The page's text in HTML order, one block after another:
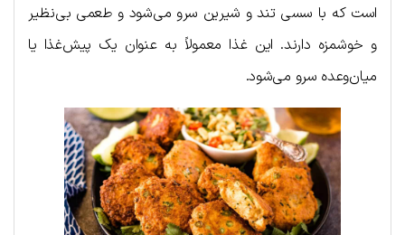
است که با سسی تند و شیرین سرو می‌شود و طعمی بی‌نظیر
و خوشمزه دارند. این غذا معمولاً به عنوان یک پیش‌غذا یا
میان‌وعده سرو می‌شود.